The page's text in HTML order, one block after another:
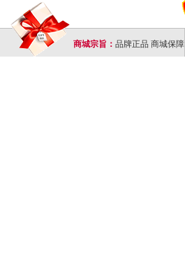
商城宗旨： 品牌正品 商城保障